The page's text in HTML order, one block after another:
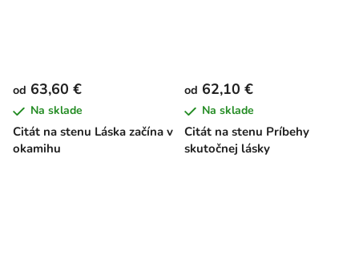
Citát na stenu Láska začína v
okamihu
od 63,60 €
Na sklade
Citát na stenu Príbehy
skutočnej lásky
od 62,10 €
Na sklade